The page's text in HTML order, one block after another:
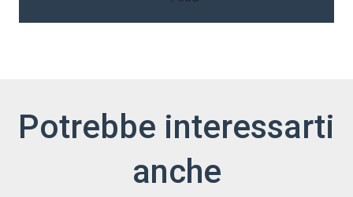
Potrebbe interessarti
anche